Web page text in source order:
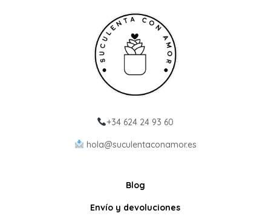
+34 624 24 93 60
hola@suculentaconamor.es
Blog
Envío y devoluciones